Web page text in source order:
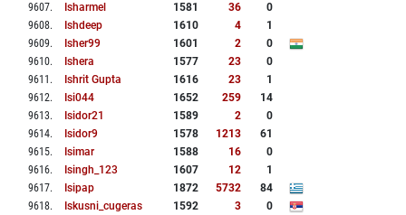
9607. Isharmel 1581 36
0
9608. Ishdeep 1610 4
1
9609. Isher99 1601 2
0
9610. Ishera 1577 23
0
9611 . Ishrit Gupta 1616 23
1
9612. Isi044 1652 259
14
9613. Isidor21 1589 2
0
9614. Isidor9 1578 1213
61
9615. Isimar 1588 16
0
9616. Isingh_123 1607 12
1
9617. Isipap 1872 5732
84
9618. Iskusni_cugeras 1592 3
0